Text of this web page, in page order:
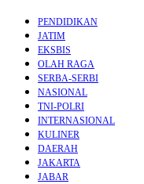
PENDIDIKAN
JATIM
EKSBIS
OLAH RAGA
SERBA-SERBI
NASIONAL
TNI-POLRI
INTERNASIONAL
KULINER
DAERAH
JAKARTA
JABAR